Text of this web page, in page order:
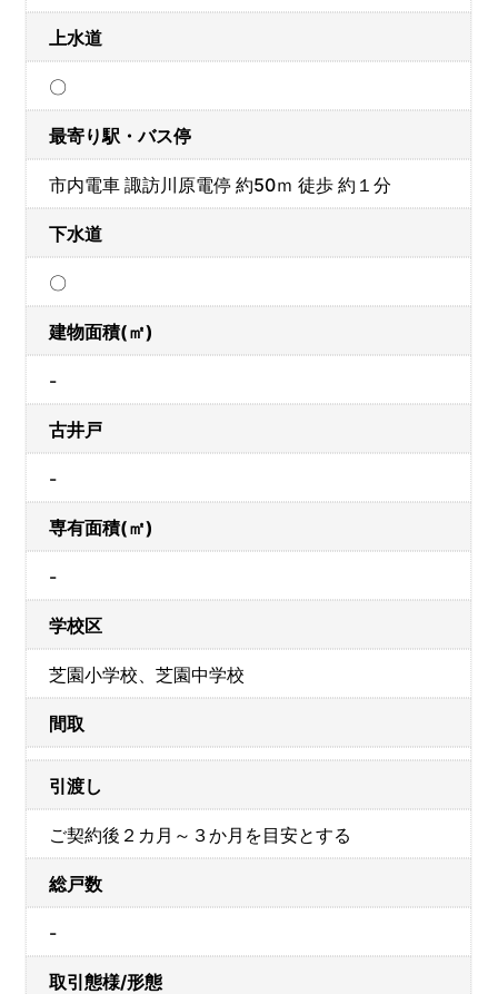
上水道
〇
最寄り駅・バス停
市内電車 諏訪川原電停 約50ｍ 徒歩 約１分
下水道
〇
建物面積(㎡)
-
古井戸
-
専有面積(㎡)
-
学校区
芝園小学校、芝園中学校
間取
引渡し
ご契約後２カ月～３か月を目安とする
総戸数
-
取引態様/形態